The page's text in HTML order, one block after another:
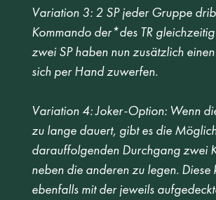
Variation 3: 2 SP jeder Gruppe
Kommando der*des TR gleichzeitig
zwei SP haben nun zusätzlich
sich per Hand zuwerfen.
Variation 4: Joker-Option: Wenn
zu lange dauert, gibt es die
darauffolgenden Durchgang zwei
neben die anderen zu legen. Diese
ebenfalls mit der jeweils